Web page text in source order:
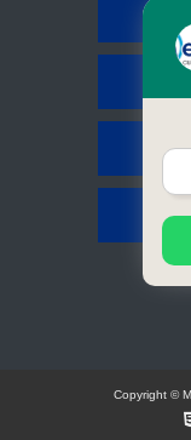
Copyright ©